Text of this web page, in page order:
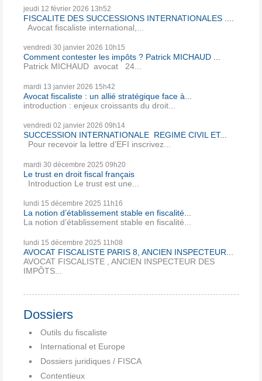
jeudi 12 février 2026 13h52
FISCALITE DES SUCCESSIONS INTERNATIONALES ....
Avocat fiscaliste international,...
vendredi 30 janvier 2026 10h15
Comment contester les impôts ? Patrick MICHAUD ...
Patrick MICHAUD avocat 24...
mardi 13 janvier 2026 15h42
Avocat fiscaliste : un allié stratégique face à...
introduction : enjeux croissants du droit...
vendredi 02 janvier 2026 09h14
SUCCESSION INTERNATIONALE REGIME CIVIL ET...
Pour recevoir la lettre d’EFI inscrivez...
mardi 30 décembre 2025 09h20
Le trust en droit fiscal français
Introduction Le trust est une...
lundi 15 décembre 2025 11h16
La notion d’établissement stable en fiscalité...
La notion d’établissement stable en fiscalité...
lundi 15 décembre 2025 11h08
AVOCAT FISCALISTE PARIS 8, ANCIEN INSPECTEUR...
AVOCAT FISCALISTE , ANCIEN INSPECTEUR DES
IMPÔTS...
Dossiers
Outils du fiscaliste
International et Europe
Dossiers juridiques / FISCA
Contentieux